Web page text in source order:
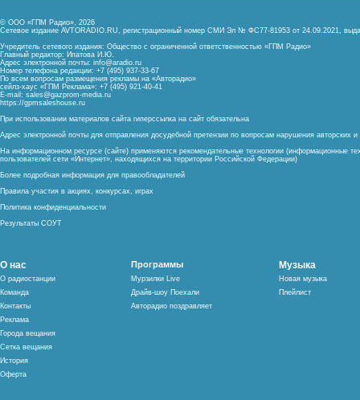
© ООО «ГПМ Радио», 2026
Сетевое издание AVTORADIO.RU, регистрационный номер СМИ Эл № ФС77-81953 от 24.09.2021,
Учредитель сетевого издания: Общество с ограниченной ответственностью «ГПМ Радио»
Главный редактор: Ипатова И.Ю.
Адрес электронной почты: info@aradio.ru
Номер телефона редакции: +7 (495) 937-33-67
По всем вопросам размещения рекламы на «Авторадио»
сейлз-хаус «ГПМ Реклама»: +7 (495) 921-40-41
E-mail: sales@gazprom-media.ru
https://gpmsaleshouse.ru
При использовании материалов сайта гиперссылка на сайт обязательна
Адрес электронной почты для отправления досудебной претензии по вопросам нарушения авторских
На информационном ресурсе (сайте) применяются рекомендательные технологии (информационные
пользователей сети «Интернет», находящихся на территории Российской Федерации)
Более подробная информация для правообладателей
Правила участия в акциях, конкурсах, играх
Политика конфиденциальности
Результаты СОУТ
О нас
О радиостанции
Команда
Контакты
Реклама
Города вещания
Сетка вещания
История
Оферта
Программы
Мурзилки Live
Драйв-шоу Поехали
Авторадио поздравляет
Музыка
Новая музыка
Плейлист